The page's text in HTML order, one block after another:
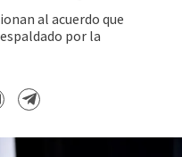
al acuerdo que
por la